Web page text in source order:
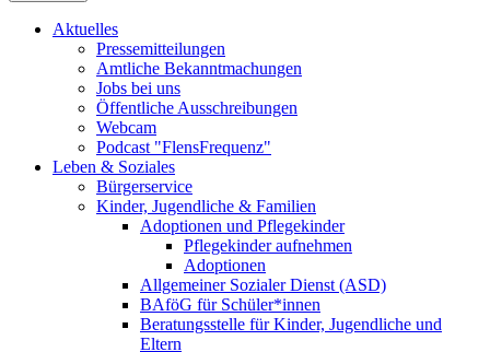
Aktuelles
Pressemitteilungen
Amtliche Bekanntmachungen
Jobs bei uns
Öffentliche Ausschreibungen
Webcam
Podcast "FlensFrequenz"
Leben & Soziales
Bürgerservice
Kinder, Jugendliche & Familien
Adoptionen und Pflegekinder
Pflegekinder aufnehmen
Adoptionen
Allgemeiner Sozialer Dienst (ASD)
BAföG für Schüler*innen
Beratungsstelle für Kinder, Jugendliche und
Eltern